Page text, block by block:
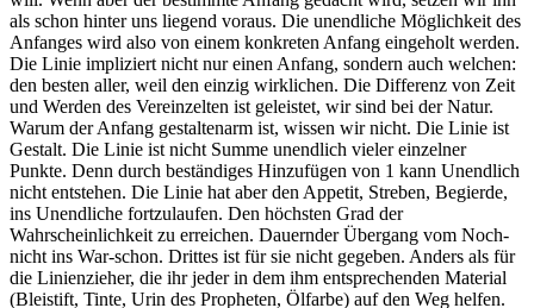
als schon hinter uns liegend voraus. Die unendliche Möglichkeit des
Anfanges wird also von einem konkreten Anfang eingeholt werden.
Die Linie impliziert nicht nur einen Anfang, sondern auch welchen:
den besten aller, weil den einzig wirklichen. Die Differenz von Zeit
und Werden des Vereinzelten ist geleistet, wir sind bei der Natur.
Warum der Anfang gestaltenarm ist, wissen wir nicht. Die Linie ist
Gestalt. Die Linie ist nicht Summe unendlich vieler einzelner
Punkte. Denn durch beständiges Hinzufügen von 1 kann Unendlich
nicht entstehen. Die Linie hat aber den Appetit, Streben, Begierde,
ins Unendliche fortzulaufen. Den höchsten Grad der
Wahrscheinlichkeit zu erreichen. Dauernder Übergang vom Noch-
nicht ins War-schon. Drittes ist für sie nicht gegeben. Anders als für
die Linienzieher, die ihr jeder in dem ihm entsprechenden Material
(Bleistift, Tinte, Urin des Propheten, Ölfarbe) auf den Weg helfen.